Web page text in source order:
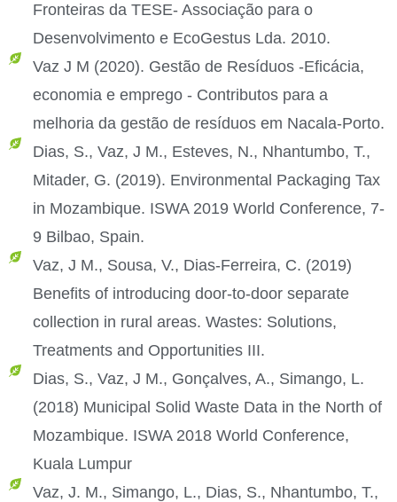
Fronteiras da TESE- Associação para o
Desenvolvimento e EcoGestus Lda. 2010.
Vaz J M (2020). Gestão de Resíduos -Eficácia,
economia e emprego - Contributos para a
melhoria da gestão de resíduos em Nacala-Porto.
Dias, S., Vaz, J M., Esteves, N., Nhantumbo, T.,
Mitader, G. (2019). Environmental Packaging Tax
in Mozambique. ISWA 2019 World Conference, 7-
9 Bilbao, Spain.
Vaz, J M., Sousa, V., Dias-Ferreira, C. (2019)
Benefits of introducing door-to-door separate
collection in rural areas. Wastes: Solutions,
Treatments and Opportunities III.
Dias, S., Vaz, J M., Gonçalves, A., Simango, L.
(2018) Municipal Solid Waste Data in the North of
Mozambique. ISWA 2018 World Conference,
Kuala Lumpur
Vaz, J. M., Simango, L., Dias, S., Nhantumbo, T.,